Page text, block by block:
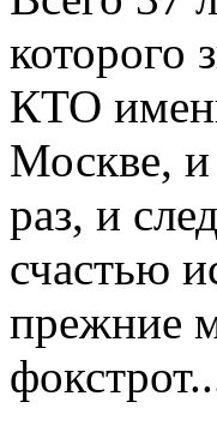
которого
КТО
Москве, и
раз, и
счастью
прежние